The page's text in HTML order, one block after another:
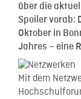
über die
Spoiler vorab:
Oktober in
Jahres – eine
Mit dem